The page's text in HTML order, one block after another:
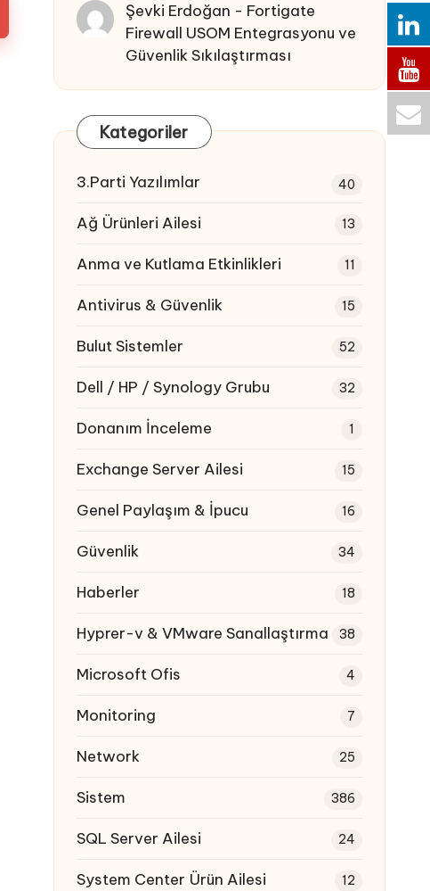
Şevki Erdoğan - Fortigate
Firewall USOM Entegrasyonu ve
Güvenlik Sıkılaştırması
Kategoriler
3.Parti Yazılımlar 40
Ağ Ürünleri Ailesi 13
Anma ve Kutlama Etkinlikleri 11
Antivirus & Güvenlik 15
Bulut Sistemler 52
Dell / HP / Synology Grubu 32
Donanım İnceleme 1
Exchange Server Ailesi 15
Genel Paylaşım & İpucu 16
Güvenlik 34
Haberler 18
Hyprer-v & VMware Sanallaştırma 38
Microsoft Ofis 4
Monitoring 7
Network 25
Sistem 386
SQL Server Ailesi 24
System Center Ürün Ailesi 12